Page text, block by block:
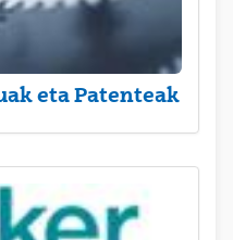
eta Patenteak